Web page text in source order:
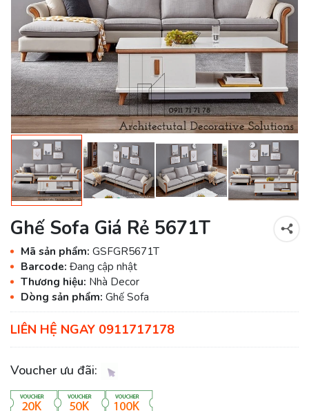
Ghế Sofa Giá Rẻ 5671T
Mã sản phẩm: GSFGR5671T
Barcode: Đang cập nhật
Thương hiệu: Nhà Decor
Dòng sản phẩm: Ghế Sofa
LIÊN HỆ NGAY 0911717178
Voucher ưu đãi: